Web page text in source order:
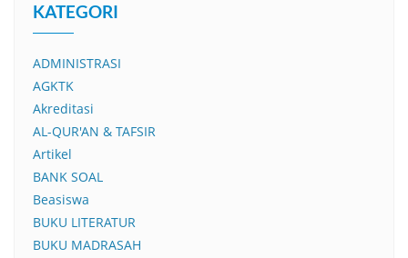
KATEGORI
ADMINISTRASI
AGKTK
Akreditasi
AL-QUR'AN & TAFSIR
Artikel
BANK SOAL
Beasiswa
BUKU LITERATUR
BUKU MADRASAH